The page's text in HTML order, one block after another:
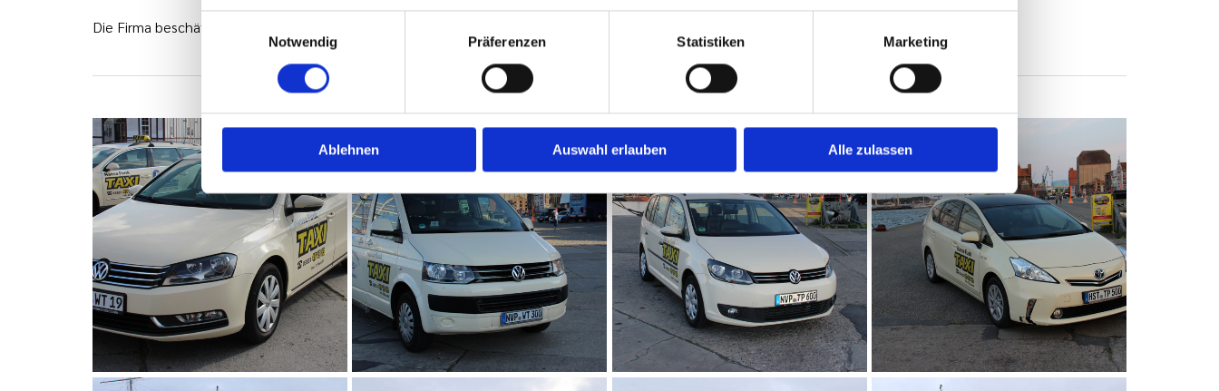
Notwendig
Präferenzen Statistiken Marketing
Ablehnen Auswahl erlauben Alle zulassen
Die Firma beschäftigt ca. 24 Mitarbeiter, davon ca. 5x Mitarbeiter in der Zentrale.